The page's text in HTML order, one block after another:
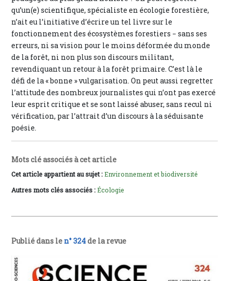
qu’un(e) scientifique, spécialiste en écologie forestière,
n’ait eu l’initiative d’écrire un tel livre sur le
fonctionnement des écosystèmes forestiers − sans ses
erreurs, ni sa vision pour le moins déformée du monde
de la forêt, ni non plus son discours militant,
revendiquant un retour à la forêt primaire. C’est là le
défi de la « bonne » vulgarisation. On peut aussi regretter
l’attitude des nombreux journalistes qui n’ont pas exercé
leur esprit critique et se sont laissé abuser, sans recul ni
vérification, par l’attrait d’un discours à la séduisante
poésie.
Mots clé associés à cet article
Cet article appartient au sujet :Environnement et biodiversité
Autres mots clés associés :Écologie
Publié dans le n° 324de la revue